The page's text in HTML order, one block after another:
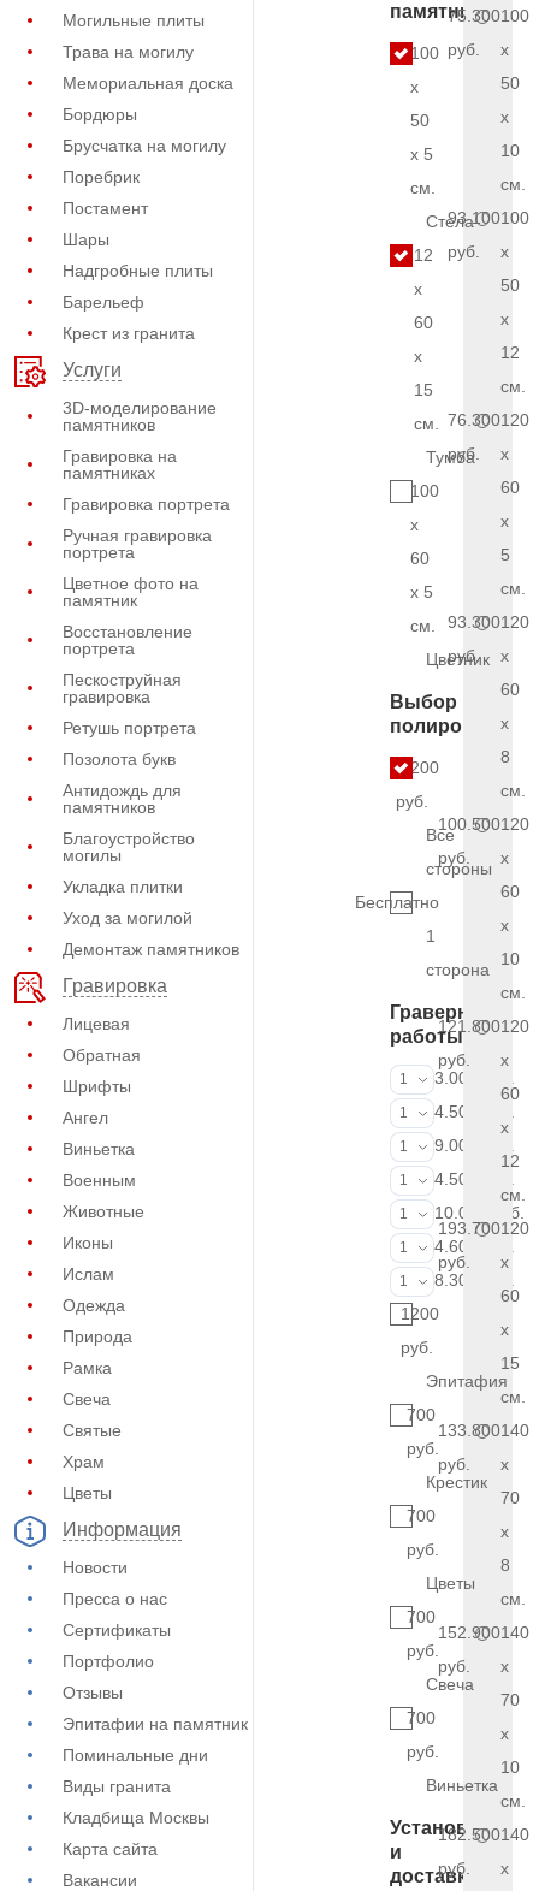
Могильные плиты
Трава на могилу
Мемориальная доска
Бордюры
Брусчатка на могилу
Поребрик
Постамент
Шары
Надгробные плиты
Барельеф
Крест из гранита
Услуги
3D-моделирование
памятников
Гравировка на
памятниках
Гравировка портрета
Ручная гравировка
портрета
Цветное фото на
памятник
Восстановление
портрета
Пескоструйная
гравировка
Ретушь портрета
Позолота букв
Антидождь для
памятников
Благоустройство
могилы
Укладка плитки
Уход за могилой
Демонтаж памятников
Гравировка
Лицевая
Обратная
Шрифты
Ангел
Виньетка
Военным
Животные
Иконы
Ислам
Одежда
Природа
Рамка
Свеча
Святые
Храм
Цветы
Информация
Новости
Пресса о нас
Сертификаты
Портфолио
Отзывы
Эпитафии на памятник
Поминальные дни
Виды гранита
Кладбища Москвы
Карта сайта
Вакансии
памятника
100
x
50
x 5
см.
Стела
12
x
60
x
15
см.
Тумба
100
x
60
x 5
см.
Цветник
Выбор
полировки
9.200
руб.
Все
стороны
Бесплатно
1
сторона
Граверные
работы
ФИО и даты
1
3.000 руб.
ФИО и даты
1
4.500 руб.
ФИО и даты
1
9.000 руб.
Портрет
1
4.500 руб.
Портрет
1
10.000 руб.
Фотокерамика
1
4.600 руб.
Фото на
1
8.300 руб.
1200
руб.
Эпитафия
700
руб.
Крестик
700
руб.
Цветы
700
руб.
Свеча
700
руб.
Виньетка
Установка
и
доставка
75.300
руб.
100
x
50
x
10
см.
93.100
руб.
100
x
50
x
12
см.
76.300
руб.
120
x
60
x
5
см.
93.300
руб.
120
x
60
x
8
см.
100.500
руб.
120
x
60
x
10
см.
121.800
руб.
120
x
60
x
12
см.
193.700
руб.
120
x
60
x
15
см.
133.800
руб.
140
x
70
x
8
см.
152.900
руб.
140
x
70
x
10
см.
182.500
руб.
140
x